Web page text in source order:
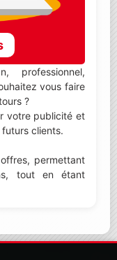
professionnel,
vous faire
?
votre publicité et
clients.
permettant
tout en étant